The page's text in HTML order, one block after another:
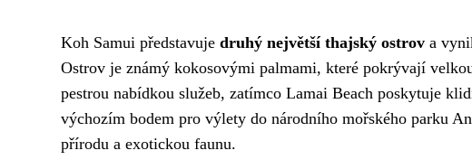
Koh Samui představuje druhý největší thajský ostrov a
Ostrov je známý kokosovými palmami, které pokrývají
pestrou nabídkou služeb, zatímco Lamai Beach poskytuje
výchozím bodem pro výlety do národního mořského parku
přírodu a exotickou faunu.